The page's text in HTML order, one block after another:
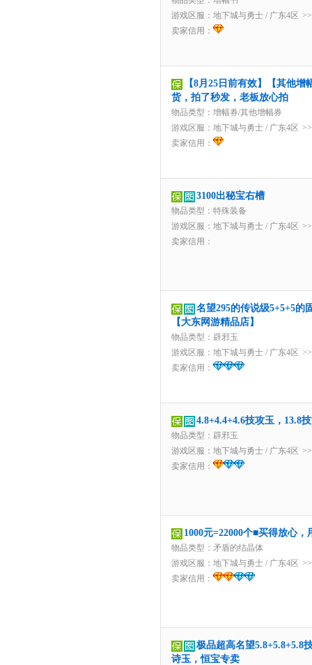
游戏区服： 地下城与勇士 / 广东4区
卖家信用：
【8月25日前有效】【其他
货，拍了秒发，老板放心拍
物品类型：增幅券/其他增幅券
游戏区服： 地下城与勇士 / 广东4区
卖家信用：
3100出秘宝右槽
物品类型：特殊装备
游戏区服： 地下城与勇士 / 广东4区
卖家信用：
名望295的传说级5+5+5的
【大东网游精品店】
物品类型：辟邪玉
游戏区服： 地下城与勇士 / 广东4区
卖家信用：
4.8+4.4+4.6技攻玉，13.8
物品类型：辟邪玉
游戏区服： 地下城与勇士 / 广东4区
卖家信用：
1000元=22000个■买得放心
物品类型：矛盾的结晶体
游戏区服： 地下城与勇士 / 广东4区
卖家信用：
极品超高名望5.8+5.8+5.8
诗玉，恒宝专卖